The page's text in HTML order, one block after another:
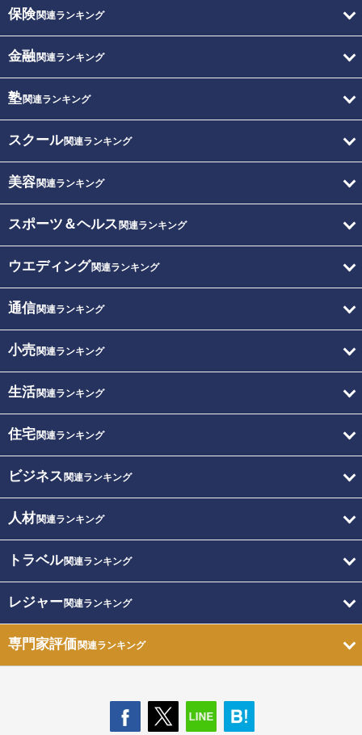
保険関連ランキング
金融関連ランキング
塾関連ランキング
スクール関連ランキング
美容関連ランキング
スポーツ＆ヘルス 関連ランキング
ウエディング関連ランキング
通信関連ランキング
小売関連ランキング
生活関連ランキング
住宅関連ランキング
ビジネス 関連ランキング
人材関連ランキング
トラベル関連ランキング
レジャー関連ランキング
専門家評価関連ランキング